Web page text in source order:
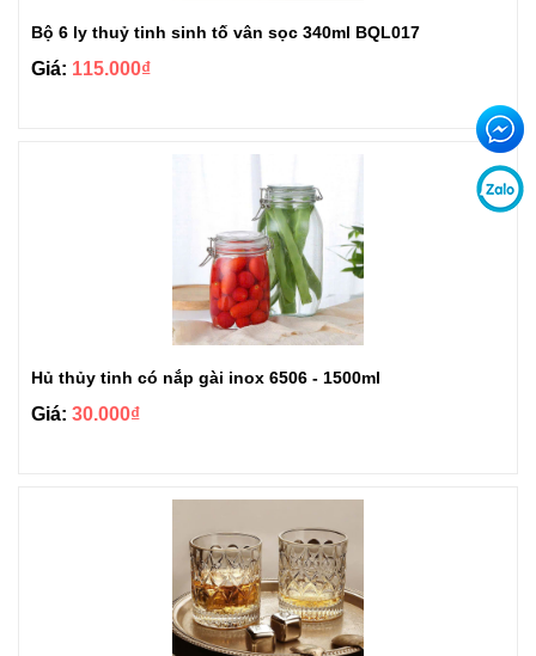
Bộ 6 ly thuỷ tinh sinh tố vân sọc 340ml BQL017
Giá: 115.000₫
Hủ thủy tinh có nắp gài inox 6506 - 1500ml
Giá: 30.000₫